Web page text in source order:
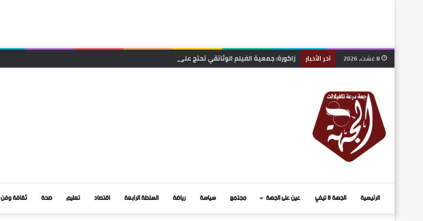
آخر الأخبار زاكورة: جمعية الفيلم الوثائقي تحتج على إقصاء ملفها من دعم المهرجانات السينمائية
الرئيسية الجهة 8 تيفي عين على الجهة مجتمع سياسة رياضة السلطة الرابعة اقتصاد تعليم صحة ثقافة وفن